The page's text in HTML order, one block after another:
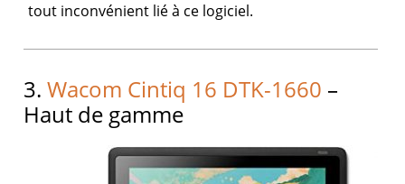
tout inconvénient lié à ce logiciel.
3.Wacom Cintiq 16 DTK-1660 –
Haut de gamme